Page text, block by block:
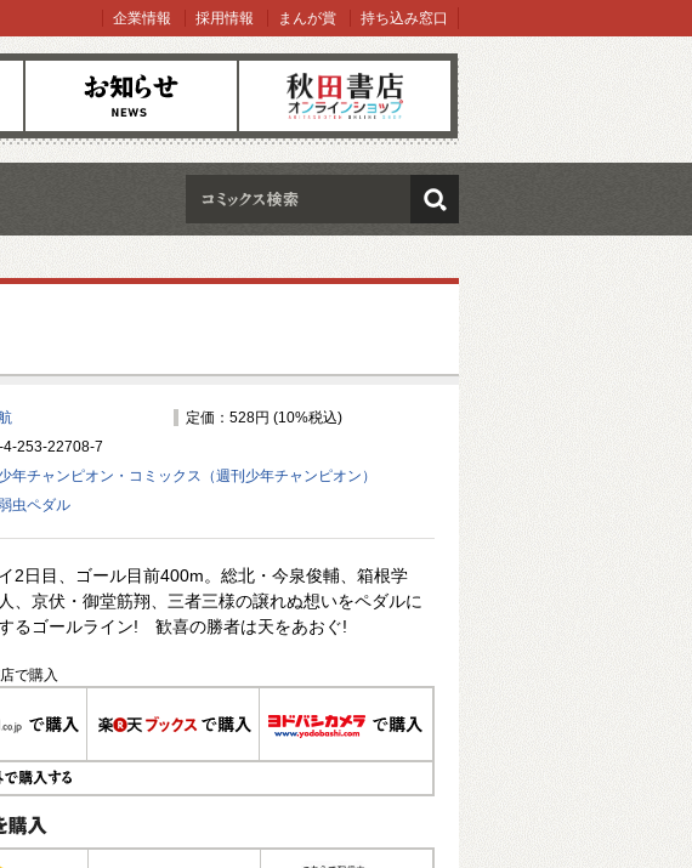
お知らせ オンラインショップ
企業情報 採用情報 まんが賞 持ち込み窓口
検索
定価：528円 (10%税込)
4-253-22708-7
少年チャンピオン・コミックス（週刊少年チャンピオン）
虫ペダル
2日目、ゴール目前400m。総北・今泉俊輔、箱根学
、京伏・御堂筋翔、三者三様の譲れぬ想いをペダルに
るゴールライン! 歓喜の勝者は天をあおぐ!
で購入